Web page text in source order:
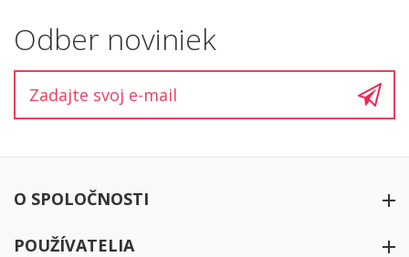
Odber noviniek
O SPOLOČNOSTI
O firme
POUŽÍVATELIA